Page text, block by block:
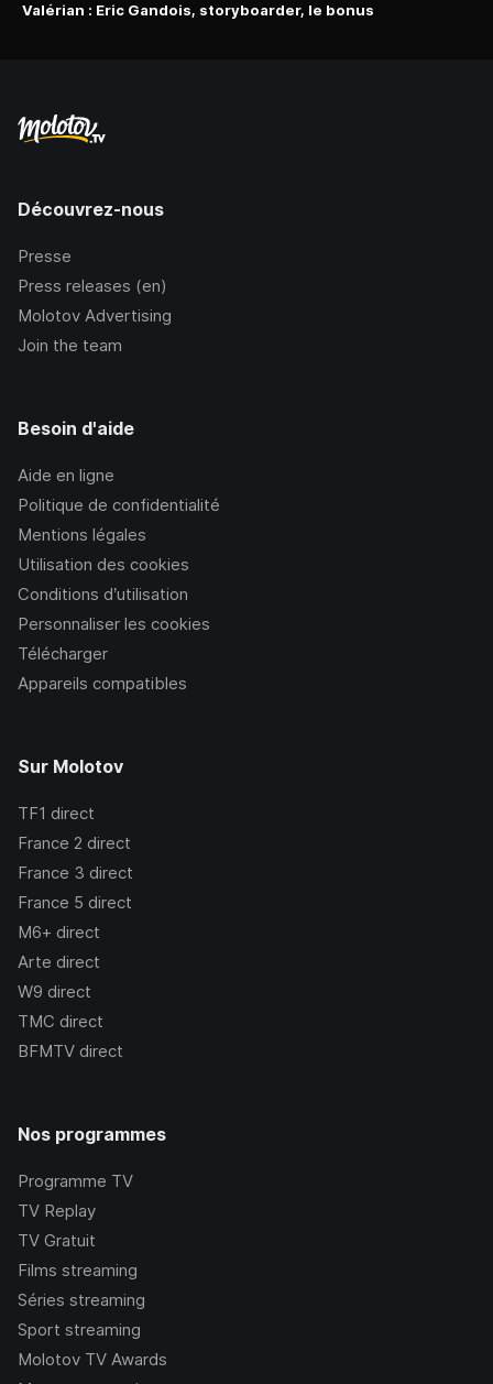
Valérian : Eric Gandois, storyboarder, le bonus
Découvrez-nous
Presse
Press releases (en)
Molotov Advertising
Join the team
Besoin d'aide
Aide en ligne
Politique de confidentialité
Mentions légales
Utilisation des cookies
Conditions d’utilisation
Personnaliser les cookies
Télécharger
Appareils compatibles
Sur Molotov
TF1 direct
France 2 direct
France 3 direct
France 5 direct
M6+ direct
Arte direct
W9 direct
TMC direct
BFMTV direct
Nos programmes
Programme TV
TV Replay
TV Gratuit
Films streaming
Séries streaming
Sport streaming
Molotov TV Awards